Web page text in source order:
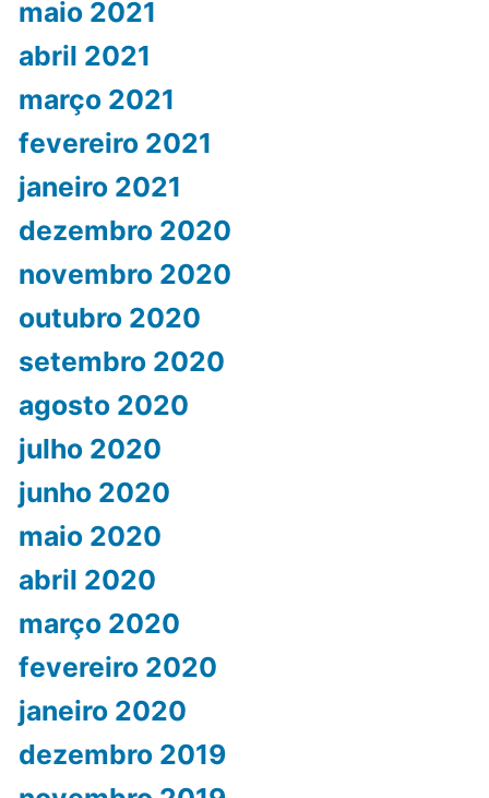
maio 2021
abril 2021
março 2021
fevereiro 2021
janeiro 2021
dezembro 2020
novembro 2020
outubro 2020
setembro 2020
agosto 2020
julho 2020
junho 2020
maio 2020
abril 2020
março 2020
fevereiro 2020
janeiro 2020
dezembro 2019